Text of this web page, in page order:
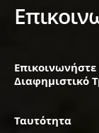
Διαφημιστικό
Ταυτότητα